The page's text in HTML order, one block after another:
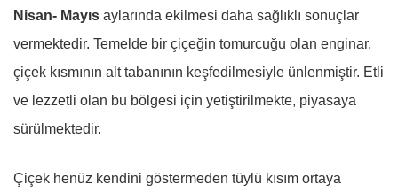
Nisan- Mayıs aylarında ekilmesi daha sağlıklı sonuçlar
vermektedir. Temelde bir çiçeğin tomurcuğu olan enginar,
çiçek kısmının alt tabanının keşfedilmesiyle ünlenmiştir. Etli
ve lezzetli olan bu bölgesi için yetiştirilmekte, piyasaya
sürülmektedir.
Çiçek henüz kendini göstermeden tüylü kısım ortaya